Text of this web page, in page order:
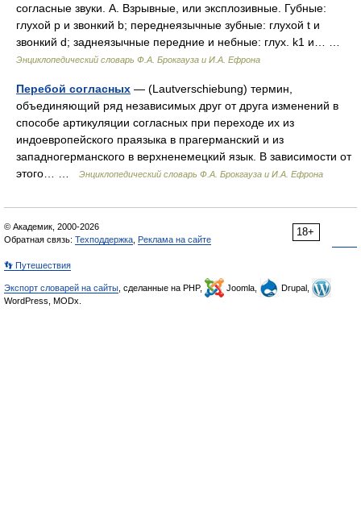
согласные звуки. А. Взрывные, или эксплозивные. Губные:
глухой p и звонкий b; переднеязычные зубные: глухой t и
звонкий d; заднеязычные передние и небные: глух. k1 и… …
Энциклопедический словарь Ф.А. Брокгауза и И.А. Ефрона
Перебой согласных — (Lautverschiebung) термин,
объединяющий ряд независимых друг от друга изменений в
способе артикуляции согласных при переходе их из
индоевропейского праязыка в прагерманский и из
западногерманского в верхненемецкий язык. В зависимости от
этого… …
Энциклопедический словарь Ф.А. Брокгауза и И.А. Ефрона
18+
© Академик, 2000-2026
Обратная связь: Техподдержка Реклама на сайте
👣 Путешествия
Экспорт словарей на сайты , сделанные на PHP, Joomla,
Drupal,
WordPress, MODx.